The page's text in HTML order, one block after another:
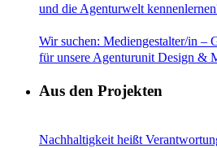
und die Agenturwelt
Wir suchen: Mediengestalter/in –
für unsere Agenturunit Design &
Aus den Projekten
Nachhaltigkeit heißt